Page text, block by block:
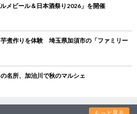
メビール＆日本酒祭り2026」を開催
煮作りを体験 埼玉県加須市の「ファミリー
名所、加治川で秋のマルシェ